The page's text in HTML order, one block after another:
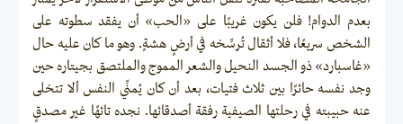
بعدم الدوام! فلن يكون غريبًا على «الحب» أن يفقد سطوته على
الشخص سريعًا، فلا أثقال تُرسِّخه في أرضٍ هشةٍ. وهو ما كان عليه حال
«غاسبارد» ذو الجسد النحيل والشعر المموج والملتصق بجيتاره حين
وجد نفسه حائرًا بين ثلاث فتيات، بعد أن كان يُمنِّي النفس ألا تتخلى
عنه حبيبته في رحلتها الصيفية رفقة أصدقائها. نجده تائهًا غير مصدقٍ